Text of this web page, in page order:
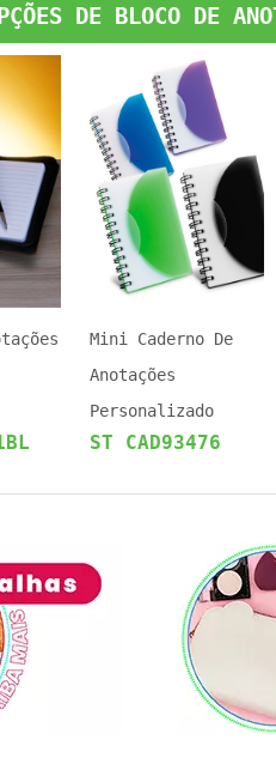
DE BLOCO DE
Mini Caderno De
Anotações
Personalizado
ST CAD93476